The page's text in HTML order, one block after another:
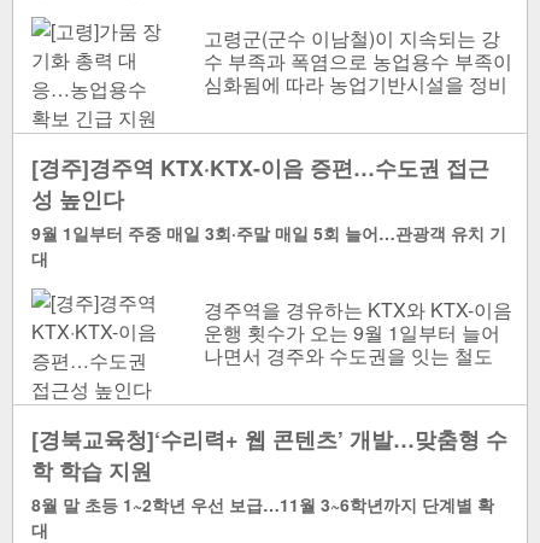
고령군(군수 이남철)이 지속되는 강
수 부족과 폭염으로 농업용수 부족이
심화됨에 따라 농업기반시설을 정비
뭄피해 최소화에 행정력을 집..
[경주]경주역 KTX·KTX-이음 증편…수도권 접근
성 높인다
9월 1일부터 주중 매일 3회·주말 매일 5회 늘어…관광객 유치 기
대
경주역을 경유하는 KTX와 KTX-이음
운행 횟수가 오는 9월 1일부터 늘어
나면서 경주와 수도권을 잇는 철도
와 KTX-이음(준..
[경북교육청]‘수리력+ 웹 콘텐츠’ 개발…맞춤형 수
학 학습 지원
8월 말 초등 1~2학년 우선 보급…11월 3~6학년까지 단계별 확
대